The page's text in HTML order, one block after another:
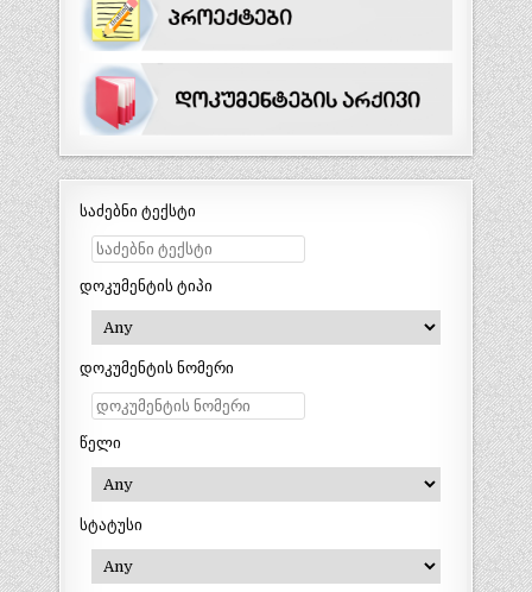
საძებნი ტექსტი
დოკუმენტის ტიპი
დოკუმენტის ნომერი
წელი
სტატუსი